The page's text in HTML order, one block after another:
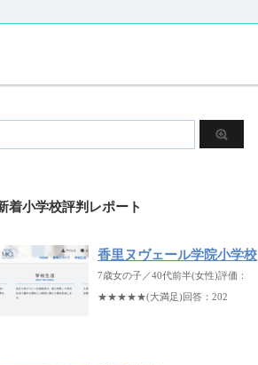
着小学校評判レポート
香里ヌヴェール学院小学校
7歳女の子／40代前半(女性)評価：
★★★★★(大満足)回答：202